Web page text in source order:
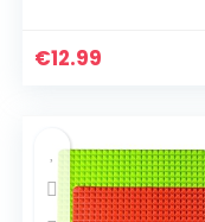
voor grote muffins,
€12.99